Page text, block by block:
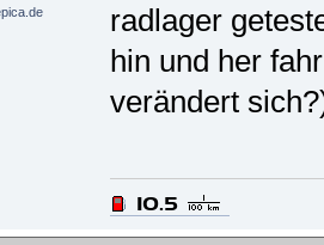
radlager
hin und her
verändert